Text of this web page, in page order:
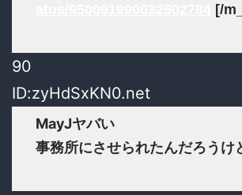
[/
90
ID:zyHdSxKN0.net
MayJヤバい
事務所にさせられたんだろうけ